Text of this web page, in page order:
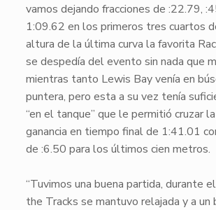
vamos dejando fracciones de :22.79,
1:09.62 en los primeros tres cuartos
altura de la última curva la favorita
se despedía del evento sin nada que
mientras tanto Lewis Bay venía en
puntera, pero esta a su vez tenía
“en el tanque” que le permitió cruzar
ganancia en tiempo final de 1:41.01
de :6.50 para los últimos cien metros.
“Tuvimos una buena partida, durante
the Tracks se mantuvo relajada y a un